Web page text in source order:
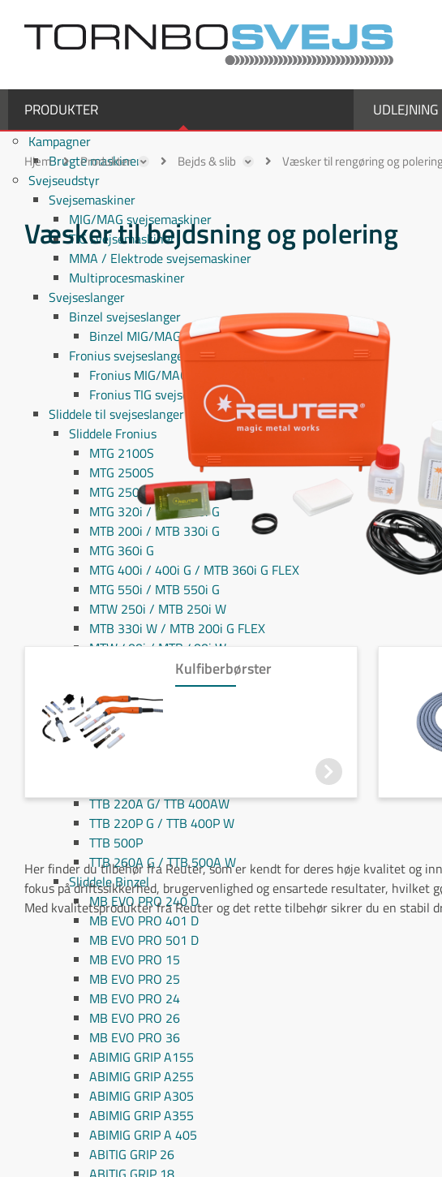
PRODUKTER
Kampagner
Brugte maskiner
Svejseudstyr
Svejsemaskiner
MIG/MAG svejsemaskiner
TIG svejsemaskiner
MMA / Elektrode svejsemaskiner
Multiprocesmaskiner
Svejseslanger
Binzel svejseslanger
Binzel MIG/MAG svejseslanger
Fronius svejseslanger
Fronius MIG/MAG svejseslanger
Fronius TIG svejseslanger
Sliddele til svejseslanger
Sliddele Fronius
MTG 2100S
MTG 2500S
MTG 250i / MTB 250i G
MTG 320i / MTB 320i G
MTB 200i / MTB 330i G
MTG 360i G
MTG 400i / 400i G / MTB 360i G FLEX
MTG 550i / MTB 550i G
MTW 250i / MTB 250i W
MTB 330i W / MTB 200i G FLEX
MTW 400i / MTB 400i W
MTW 500i / MTB 500i W / MTB 400i W FLEX
MTW 700i / MTB 700i W / MTW 750i
PullMig
PullMig CMT
TTB 80P G/ TTB 180P W
TTB 220A G/ TTB 400AW
TTB 220P G / TTB 400P W
TTB 500P
TTB 260A G / TTB 500A W
Sliddele Binzel
MB EVO PRO 240 D
MB EVO PRO 401 D
MB EVO PRO 501 D
MB EVO PRO 15
MB EVO PRO 25
MB EVO PRO 24
MB EVO PRO 26
MB EVO PRO 36
ABIMIG GRIP A155
ABIMIG GRIP A255
ABIMIG GRIP A305
ABIMIG GRIP A355
ABIMIG GRIP A 405
ABITIG GRIP 26
UDLEJNING
Hjem Produkter Bejds & slib Væsker til rengøring og
Væsker til bejdsning og polering
Kulfiberbørster
Her finder du tilbehør fra Reuter, som er kendt for deres høje kvalitet og
fokus på driftssikkerhed, brugervenlighed og ensartede resultater,
Med kvalitetsprodukter fra Reuter og det rette tilbehør sikrer du en stabil